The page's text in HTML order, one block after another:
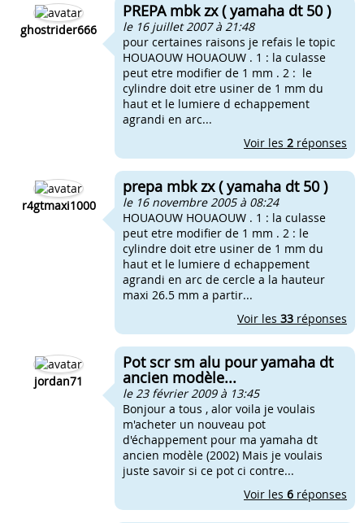
ghostrider666
PREPA mbk zx ( yamaha dt 50 )
le 16 juillet 2007 à 21:48
pour certaines raisons je refais le topic
HOUAOUW HOUAOUW . 1 : la culasse
peut etre modifier de 1 mm . 2 : le
cylindre doit etre usiner de 1 mm du
haut et le lumiere d echappement
agrandi en arc...
Voir les 2 réponses
r4gtmaxi1000
prepa mbk zx ( yamaha dt 50 )
le 16 novembre 2005 à 08:24
HOUAOUW HOUAOUW . 1 : la culasse
peut etre modifier de 1 mm . 2 : le
cylindre doit etre usiner de 1 mm du
haut et le lumiere d echappement
agrandi en arc de cercle a la hauteur
maxi 26.5 mm a partir...
Voir les 33 réponses
jordan71
Pot scr sm alu pour yamaha dt
ancien modèle...
le 23 février 2009 à 13:45
Bonjour a tous , alor voila je voulais
m'acheter un nouveau pot
d'échappement pour ma yamaha dt
ancien modèle (2002) Mais je voulais
juste savoir si ce pot ci contre...
Voir les 6 réponses